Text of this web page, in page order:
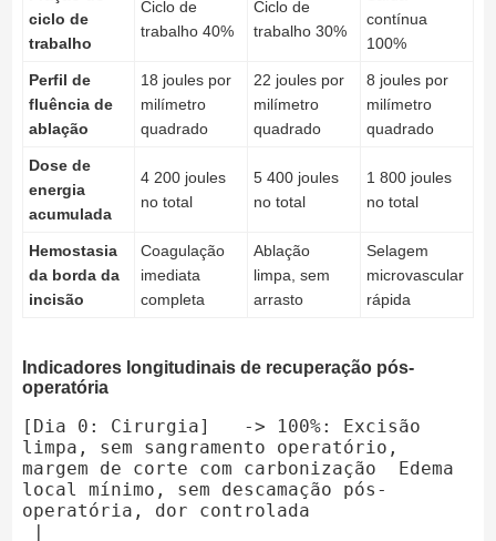
ciclo de
trabalho
Ciclo de
trabalho 40%
Ciclo de
trabalho 30%
contínua
100%
Perfil de
fluência de
ablação
18 joules por
milímetro
quadrado
22 joules por
milímetro
quadrado
8 joules por
milímetro
quadrado
Dose de
energia
acumulada
4 200 joules
no total
5 400 joules
no total
1 800 joules
no total
Hemostasia
da borda da
incisão
Coagulação
imediata
completa
Ablação
limpa, sem
arrasto
Selagem
microvascular
rápida
Indicadores longitudinais de recuperação pós-
operatória
[Dia 0: Cirurgia]   -> 100%: Excisão
limpa, sem sangramento operatório,
margem de corte com carbonização  Edema
local mínimo, sem descamação pós-
operatória, dor controlada